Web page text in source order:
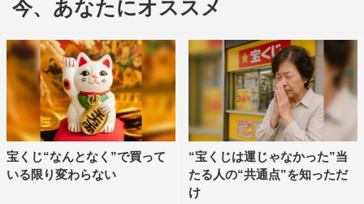
今、あなたにオススメ
宝くじ“なんとなく”で買って
いる限り変わらない
“宝くじは運じゃなかった”当
たる人の“共通点”を知っただ
け